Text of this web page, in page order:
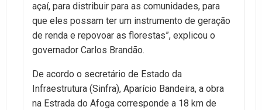
açaí, para distribuir para as comunidades, para
que eles possam ter um instrumento de geração
de renda e repovoar as florestas”, explicou o
governador Carlos Brandão.
De acordo o secretário de Estado da
Infraestrutura (Sinfra), Aparício Bandeira, a obra
na Estrada do Afoga corresponde a 18 km de